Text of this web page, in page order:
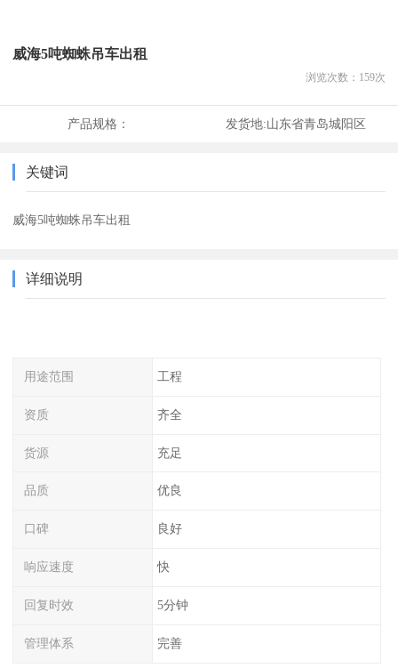
威海5吨蜘蛛吊车出租
浏览次数： 159次
产品规格： 发货地:山东省青岛城阳区
关键词
威海5吨蜘蛛吊车出租
详细说明
用途范围 工程
资质 齐全
货源 充足
品质 优良
口碑 良好
响应速度 快
回复时效 5分钟
管理体系 完善